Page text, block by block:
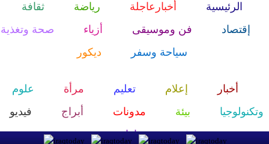
الرئيسية أخبارعاجلة رياضة
ثقافة
إقتصاد
فن وموسيقى أزياء
صحة وتغذية
سياحة وسفر
ديكور
أخبار إعلام تعليم مرأة
علوم
وتكنولوجيا
بيئة مدونات أبراج
فيديو
سيارات